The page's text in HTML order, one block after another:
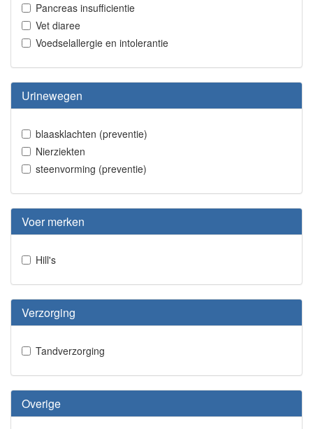
Pancreas insufficientie
Vet diaree
Voedselallergie en intolerantie
Urinewegen
blaasklachten (preventie)
Nierziekten
steenvorming (preventie)
Voer merken
Hill's
Verzorging
Tandverzorging
Overige